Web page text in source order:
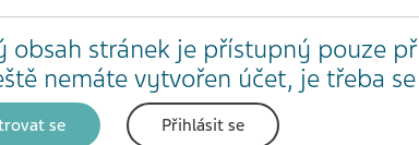
obsah stránek je přístupný pouze
nemáte vytvořen účet, je třeba
se Přihlásit se